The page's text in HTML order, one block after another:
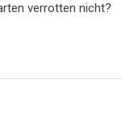
verrotten nicht?